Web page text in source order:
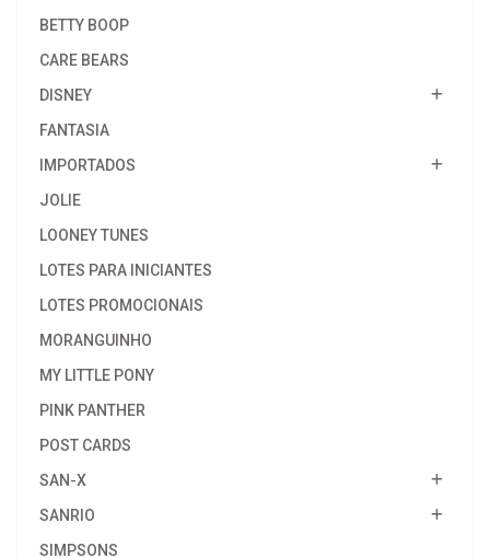
BETTY BOOP
CARE BEARS
DISNEY
FANTASIA
IMPORTADOS
JOLIE
LOONEY TUNES
LOTES PARA INICIANTES
LOTES PROMOCIONAIS
MORANGUINHO
MY LITTLE PONY
PINK PANTHER
POST CARDS
SAN-X
SANRIO
SIMPSONS